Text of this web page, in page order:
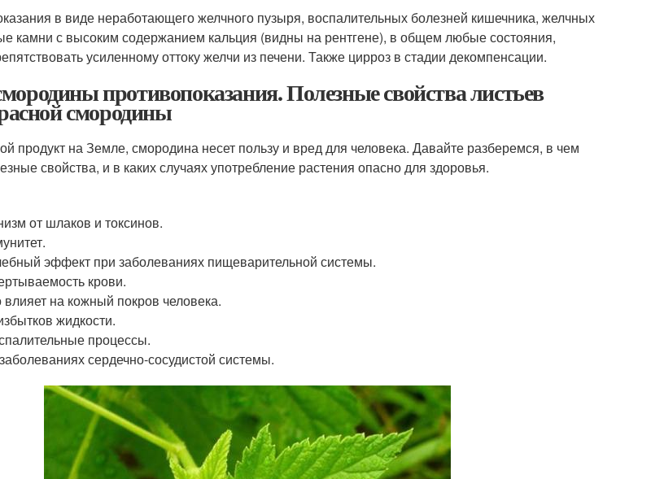
в виде неработающего желчного пузыря, воспалительных болезней кишечника, желчных
камни с высоким содержанием кальция (видны на рентгене), в общем любые состояния,
усиленному оттоку желчи из печени. Также цирроз в стадии декомпенсации.
противопоказания. Полезные свойства листьев
смородины
продукт на Земле, смородина несет пользу и вред для человека. Давайте разберемся, в чем
свойства, и в каких случаях употребление растения опасно для здоровья.
от шлаков и токсинов.
эффект при заболеваниях пищеварительной системы.
крови.
на кожный покров человека.
жидкости.
процессы.
сердечно-сосудистой системы.